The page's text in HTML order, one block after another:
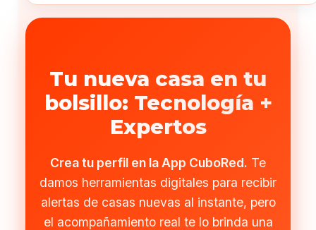
Tu nueva casa en tu
bolsillo: Tecnología +
Expertos
Crea tu perfil en la App CuboRed. Te
damos herramientas digitales para recibir
alertas de casas nuevas al instante, pero
el acompañamiento real te lo brinda una